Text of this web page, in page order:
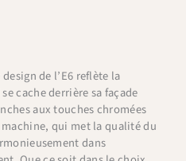
de l’E6 reflète la
cache derrière sa façade
aux touches chromées
qui met la qualité du
dans